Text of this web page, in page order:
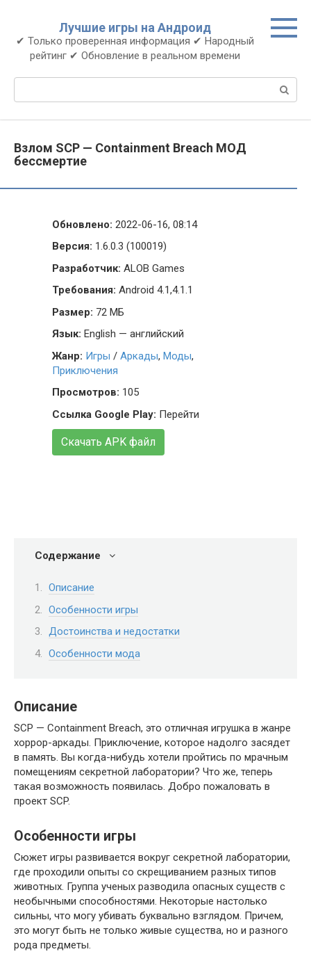
контенту
Лучшие игры на Андроид
✔ Только проверенная информация ✔ Народный
рейтинг ✔ Обновление в реальном времени
Взлом SCP — Containment Breach МОД
бессмертие
Обновлено: 2022-06-16, 08:14
Версия: 1.6.0.3 (100019)
Разработчик: ALOB Games
Требования: Android 4.1,4.1.1
Размер: 72 МБ
Язык: English — английский
Жанр: Игры / Аркады, Моды,
Приключения
Просмотров: 105
Ссылка Google Play: Перейти
Скачать APK файл
Содержание
Описание
Особенности игры
Достоинства и недостатки
Особенности мода
Описание
SCP — Containment Breach, это отличная игрушка в жанре
хоррор-аркады. Приключение, которое надолго засядет
в память. Вы когда-нибудь хотели пройтись по мрачным
помещениям секретной лаборатории? Что же, теперь
такая возможность появилась. Добро пожаловать в
проект SCP.
Особенности игры
Сюжет игры развивается вокруг секретной лаборатории,
где проходили опыты со скрещиванием разных типов
животных. Группа ученых разводила опасных существ с
необычными способностями. Некоторые настолько
сильны, что могу убивать буквально взглядом. Причем,
это могут быть не только живые существа, но и разного
рода предметы.